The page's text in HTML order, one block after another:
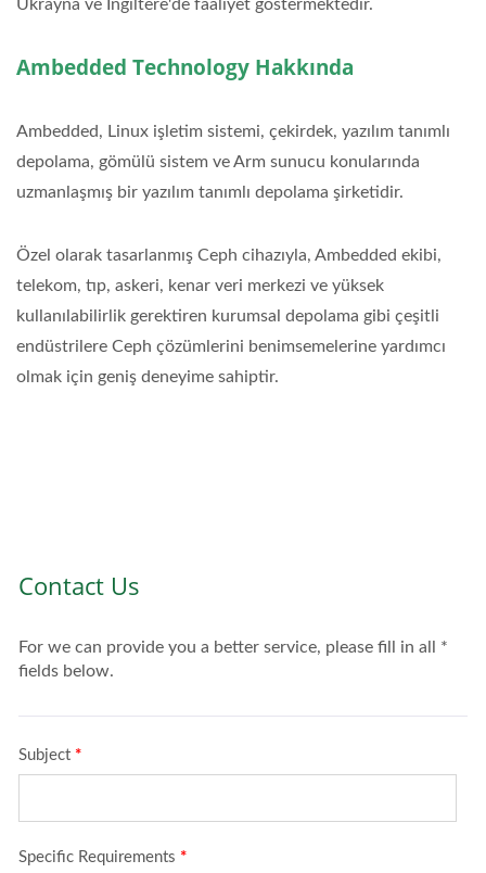
Ukrayna ve İngiltere'de faaliyet göstermektedir.
Ambedded Technology Hakkında
Ambedded, Linux işletim sistemi, çekirdek, yazılım tanımlı
depolama, gömülü sistem ve Arm sunucu konularında
uzmanlaşmış bir yazılım tanımlı depolama şirketidir.
Özel olarak tasarlanmış Ceph cihazıyla, Ambedded ekibi,
telekom, tıp, askeri, kenar veri merkezi ve yüksek
kullanılabilirlik gerektiren kurumsal depolama gibi çeşitli
endüstrilere Ceph çözümlerini benimsemelerine yardımcı
olmak için geniş deneyime sahiptir.